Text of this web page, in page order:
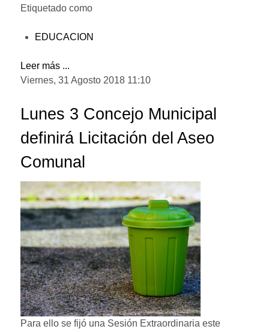
Etiquetado como
EDUCACION
Leer más ...
Viernes, 31 Agosto 2018 11:10
Lunes 3 Concejo Municipal
definirá Licitación del Aseo
Comunal
Para ello se fijó una Sesión Extraordinaria este